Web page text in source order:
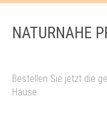
NATURNAHE
Bestellen Sie jetzt die
Hause.